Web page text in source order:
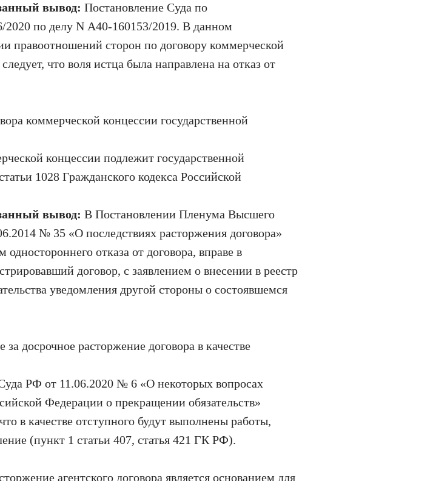
вывод: Постановление Суда по
2020 по делу N А40-160153/2019. В данном
правоотношений сторон по договору коммерческой
что воля истца была направлена на отказ от
коммерческой концессии государственной
концессии подлежит государственной
1028 Гражданского кодекса Российской
вывод: В Постановлении Пленума Высшего
№ 35 «О последствиях расторжения договора»
отказа от договора, вправе в
договор, с заявлением о внесении в реестр
уведомления другой стороны о состоявшемся
досрочное расторжение договора в качестве
РФ от 11.06.2020 № 6 «О некоторых вопросах
Федерации о прекращении обязательств»
в качестве отступного будут выполнены работы,
(пункт 1 статьи 407, статья 421 ГК РФ).
агентского договора является основанием для